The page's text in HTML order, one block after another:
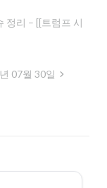
정리 – [[트럼프 시
07월 30일